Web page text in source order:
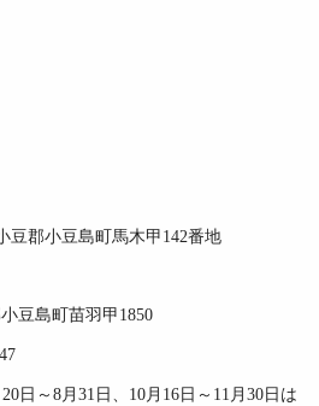
豆郡小豆島町馬木甲142番地
豆島町苗羽甲1850
日～8月31日、10月16日～11月30日は